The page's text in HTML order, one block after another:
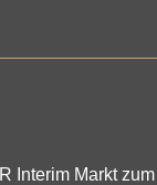
Interim Markt zum